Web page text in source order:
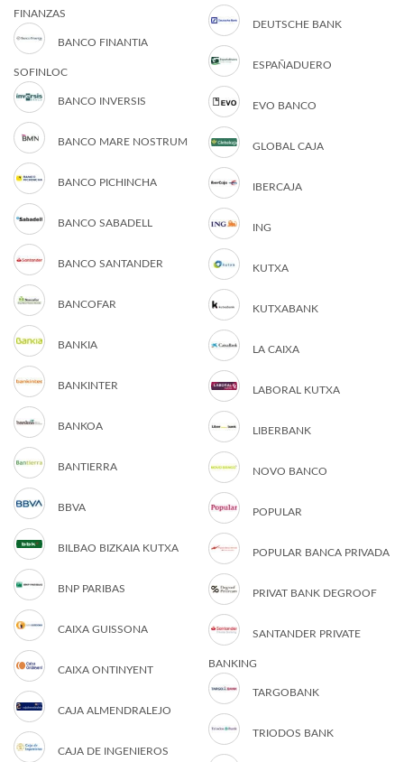
FINANZAS
BANCO FINANTIA
SOFINLOC
BANCO INVERSIS
BANCO MARE NOSTRUM
BANCO PICHINCHA
BANCO SABADELL
BANCO SANTANDER
BANCOFAR
BANKIA
BANKINTER
BANKOA
BANTIERRA
BBVA
BILBAO BIZKAIA KUTXA
BNP PARIBAS
CAIXA GUISSONA
CAIXA ONTINYENT
CAJA ALMENDRALEJO
CAJA DE INGENIEROS
DEUTSCHE BANK
ESPAÑADUERO
EVO BANCO
GLOBAL CAJA
IBERCAJA
ING
KUTXA
KUTXABANK
LA CAIXA
LABORAL KUTXA
LIBERBANK
NOVO BANCO
POPULAR
POPULAR BANCA PRIVADA
PRIVAT BANK DEGROOF
SANTANDER PRIVATE
BANKING
TARGOBANK
TRIODOS BANK